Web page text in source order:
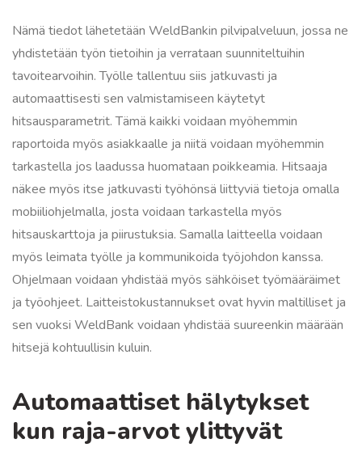
Nämä tiedot lähetetään WeldBankin pilvipalveluun, jossa ne
yhdistetään työn tietoihin ja verrataan suunniteltuihin
tavoitearvoihin. Työlle tallentuu siis jatkuvasti ja
automaattisesti sen valmistamiseen käytetyt
hitsausparametrit. Tämä kaikki voidaan myöhemmin
raportoida myös asiakkaalle ja niitä voidaan myöhemmin
tarkastella jos laadussa huomataan poikkeamia. Hitsaaja
näkee myös itse jatkuvasti työhönsä liittyviä tietoja omalla
mobiiliohjelmalla, josta voidaan tarkastella myös
hitsauskarttoja ja piirustuksia. Samalla laitteella voidaan
myös leimata työlle ja kommunikoida työjohdon kanssa.
Ohjelmaan voidaan yhdistää myös sähköiset työmääräimet
ja työohjeet. Laitteistokustannukset ovat hyvin maltilliset ja
sen vuoksi WeldBank voidaan yhdistää suureenkin määrään
hitsejä kohtuullisin kuluin.
Automaattiset hälytykset
kun raja-arvot ylittyvät